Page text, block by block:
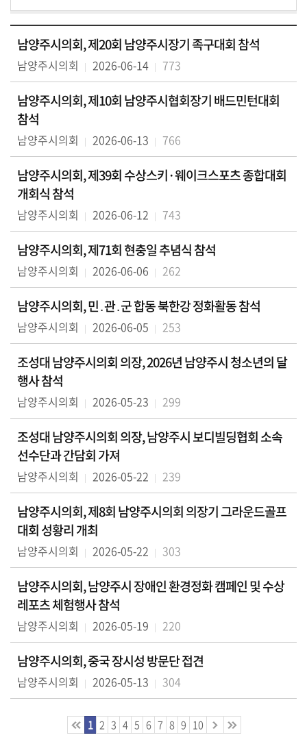
남양주시의회, 제20회 남양주시장기 족구대회 참석
남양주시의회 2026-06-14 773
남양주시의회, 제10회 남양주시협회장기 배드민턴대회
참석
남양주시의회 2026-06-13 766
남양주시의회, 제39회 수상스키·웨이크스포츠 종합대회
개회식 참석
남양주시의회 2026-06-12 743
남양주시의회, 제71회 현충일 추념식 참석
남양주시의회 2026-06-06 262
남양주시의회, 민․관․군 합동 북한강 정화활동 참석
남양주시의회 2026-06-05 253
조성대 남양주시의회 의장, 2026년 남양주시 청소년의 달
행사 참석
남양주시의회 2026-05-23 299
조성대 남양주시의회 의장, 남양주시 보디빌딩협회 소속
선수단과 간담회 가져
남양주시의회 2026-05-22 239
남양주시의회, 제8회 남양주시의회 의장기 그라운드골프
대회 성황리 개최
남양주시의회 2026-05-22 303
남양주시의회, 남양주시 장애인 환경정화 캠페인 및 수상
레포츠 체험행사 참석
남양주시의회 2026-05-19 220
남양주시의회, 중국 장시성 방문단 접견
남양주시의회 2026-05-13 304
1 2 3 4 5 6 7 8 9 10